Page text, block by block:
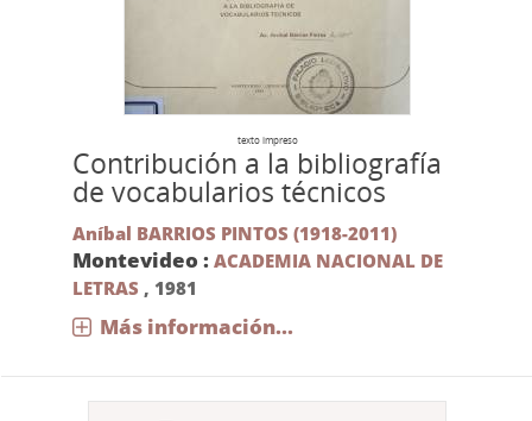
texto impreso
Contribución a la bibliografía
de vocabularios técnicos
Aníbal BARRIOS PINTOS (1918-2011)
Montevideo : ACADEMIA NACIONAL DE
LETRAS , 1981
Más información...